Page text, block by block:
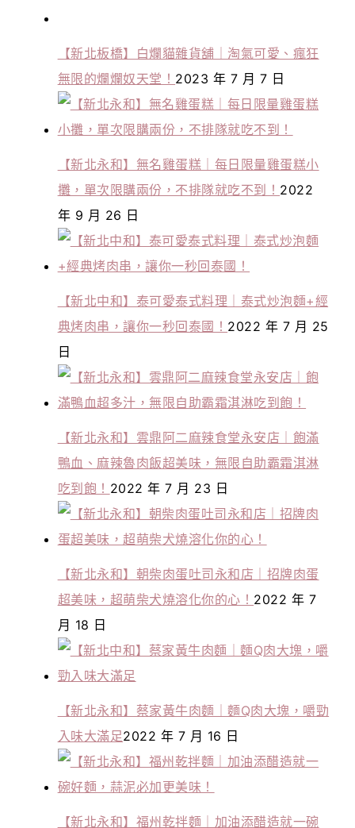
【新北板橋】白爛貓雜貨舖｜淘氣可愛、瘋狂
無限的爛爛奴天堂！ 2023 年 7 月 7 日
【新北永和】無名雞蛋糕｜每日限量雞蛋糕小
攤，單次限購兩份，不排隊就吃不到！ 2022
年 9 月 26 日
【新北中和】泰可愛泰式料理｜泰式炒泡麵+經
典烤肉串，讓你一秒回泰國！ 2022 年 7 月 25
日
【新北永和】雲鼎阿二麻辣食堂永安店｜飽滿
鴨血、麻辣魯肉飯超美味，無限自助霸霜淇淋
吃到飽！ 2022 年 7 月 23 日
【新北永和】朝柴肉蛋吐司永和店｜招牌肉蛋
超美味，超萌柴犬燒溶化你的心！ 2022 年 7
月 18 日
【新北永和】蔡家黃牛肉麵｜麵Q肉大塊，嚼勁
入味大滿足2022 年 7 月 16 日
【新北永和】福州乾拌麵｜加油添醋造就一碗